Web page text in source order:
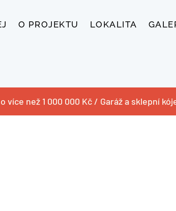
O PROJEKTU LOKALITA
než 1 000 000 Kč / Garáž a sklepní